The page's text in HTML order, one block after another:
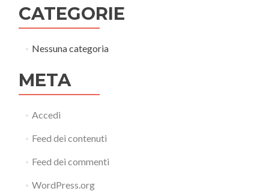
CATEGORIE
Nessuna categoria
META
Accedi
Feed dei contenuti
Feed dei commenti
WordPress.org